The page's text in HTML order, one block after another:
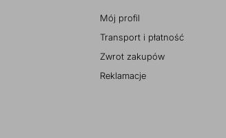
Mój profil
Transport i płatność
Zwrot zakupów
Reklamacje